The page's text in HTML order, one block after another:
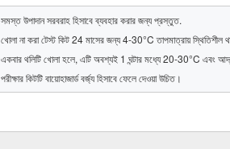
সমস্ত উপাদান সরবরাহ হিসাবে ব্যবহার করার জন্য প্রস্তুত.
খোলা না করা টেস্ট কিট 24 মাসের জন্য 4-30°C তাপমাত্রায় স্থিতিশীল
একবার থলিটি খোলা হলে, এটি অবশ্যই 1 ঘন্টার মধ্যে 20-30°C এবং
পরীক্ষার কিটটি বায়োহাজার্ড বর্জ্য হিসাবে ফেলে দেওয়া উচিত।